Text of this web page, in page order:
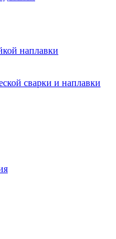
наплавки
сварки и наплавки